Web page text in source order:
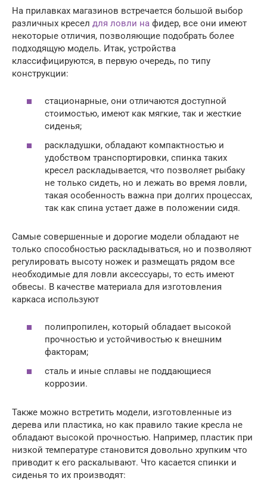
На прилавках магазинов встречается большой выбор
различных кресел для ловли на фидер, все они имеют
некоторые отличия, позволяющие подобрать более
подходящую модель. Итак, устройства
классифицируются, в первую очередь, по типу
конструкции:
стационарные, они отличаются доступной
стоимостью, имеют как мягкие, так и жесткие
сиденья;
раскладушки, обладают компактностью и
удобством транспортировки, спинка таких
кресел раскладывается, что позволяет рыбаку
не только сидеть, но и лежать во время ловли,
такая особенность важна при долгих процессах,
так как спина устает даже в положении сидя.
Самые совершенные и дорогие модели обладают не
только способностью раскладываться, но и позволяют
регулировать высоту ножек и размещать рядом все
необходимые для ловли аксессуары, то есть имеют
обвесы. В качестве материала для изготовления
каркаса используют
полипропилен, который обладает высокой
прочностью и устойчивостью к внешним
факторам;
сталь и иные сплавы не поддающиеся
коррозии.
Также можно встретить модели, изготовленные из
дерева или пластика, но как правило такие кресла не
обладают высокой прочностью. Например, пластик при
низкой температуре становится довольно хрупким что
приводит к его раскалывают. Что касается спинки и
сиденья то их производят: